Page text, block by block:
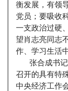
衡发展，有领
党员；要吸收
一支政治过硬
望肖志亮同志
作、学习生活
张合成书记
召开的具有特
中央经济工作